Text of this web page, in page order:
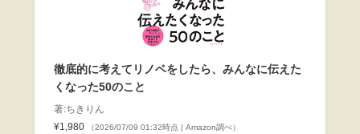
徹底的に考えてリノベをしたら、みんなに伝えた
くなった50のこと
著:ちきりん
¥1,980
（2026/07/09 01:32時点 | Amazon調べ）